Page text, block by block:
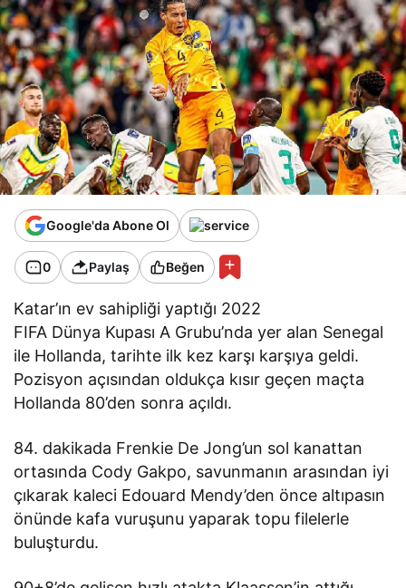
Google'da Abone Ol
0 Paylaş Beğen
Katar’ın ev sahipliği yaptığı 2022
FIFA Dünya Kupası A Grubu’nda yer alan Senegal
ile Hollanda, tarihte ilk kez karşı karşıya geldi.
Pozisyon açısından oldukça kısır geçen maçta
Hollanda 80’den sonra açıldı.
84. dakikada Frenkie De Jong’un sol kanattan
ortasında Cody Gakpo, savunmanın arasından iyi
çıkarak kaleci Edouard Mendy’den önce altıpasın
önünde kafa vuruşunu yaparak topu filelerle
buluşturdu.